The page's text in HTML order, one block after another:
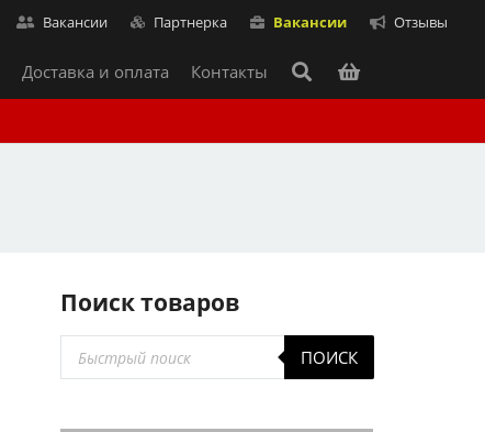
Вакансии Партнерка Вакансии Отзывы
Доставка и оплата Контакты
Поиск товаров
Поиск
товаров
ПОИСК